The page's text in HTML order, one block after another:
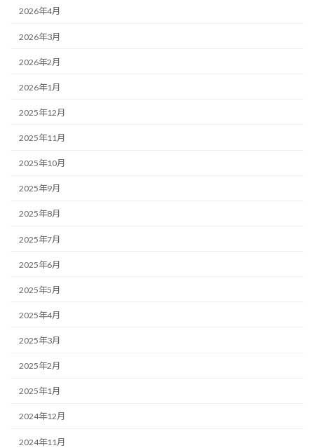
2026年4月
2026年3月
2026年2月
2026年1月
2025年12月
2025年11月
2025年10月
2025年9月
2025年8月
2025年7月
2025年6月
2025年5月
2025年4月
2025年3月
2025年2月
2025年1月
2024年12月
2024年11月